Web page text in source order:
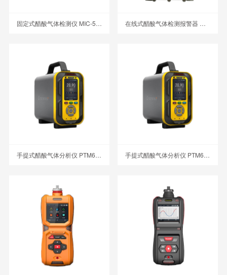
固定式醋酸气体检测仪 MIC-500S-C2H4O2 在线式醋酸气体检测报警器 MIC-600-C2H4O2
手提式醋酸气体分析仪 PTM600-C2H4O2 手提式醋酸气体分析仪 PTM600-C2H4O2